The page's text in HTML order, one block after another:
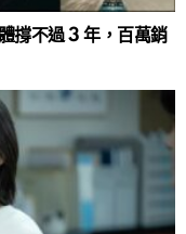
撐不過 3 年，百萬銷